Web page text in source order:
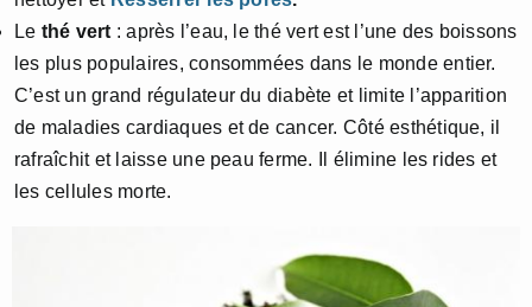
Le thé vert : après l’eau, le thé vert est l’une des boissons
les plus populaires, consommées dans le monde entier.
C’est un grand régulateur du diabète et limite l’apparition
de maladies cardiaques et de cancer. Côté esthétique, il
rafraîchit et laisse une peau ferme. Il élimine les rides et
les cellules morte.